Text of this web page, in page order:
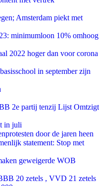
Amsterdam piekt met
minimumloon 10% omhoog
2022 hoger dan voor corona
in september zijn
2e partij tenzij Lijst Omtzigt
in juli
door de jaren heen
statement: Stop met
geweigerde WOB
20 zetels , VVD 21 zetels